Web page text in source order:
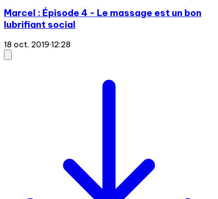
Marcel : Épisode 4 - Le massage est un bon
lubrifiant social
18 oct. 2019·12:28